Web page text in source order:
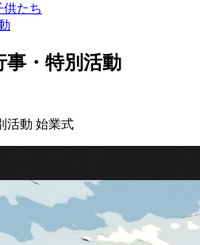
供たち
事・特別活動
活動 始業式